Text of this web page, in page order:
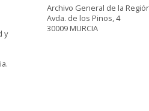
y
Archivo General de la
Avda. de los Pinos, 4
30009 MURCIA